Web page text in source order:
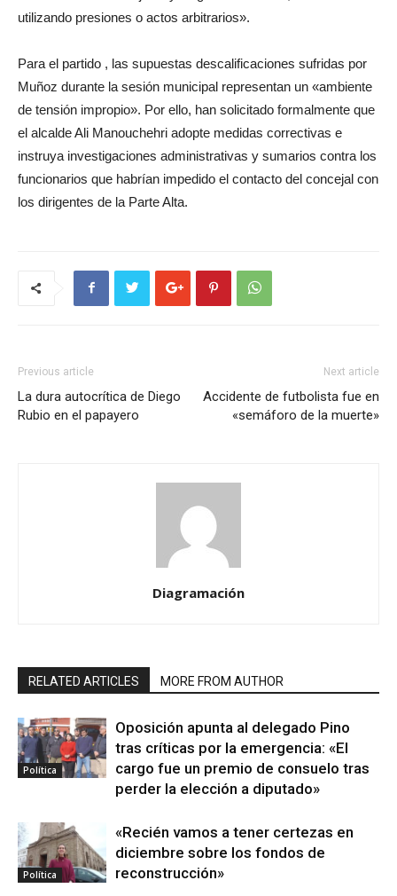
utilizando presiones o actos arbitrarios».
Para el partido , las supuestas descalificaciones sufridas por
Muñoz durante la sesión municipal representan un «ambiente
de tensión impropio». Por ello, han solicitado formalmente que
el alcalde Ali Manouchehri adopte medidas correctivas e
instruya investigaciones administrativas y sumarios contra los
funcionarios que habrían impedido el contacto del concejal con
los dirigentes de la Parte Alta.
Previous article
La dura autocrítica de Diego
Rubio en el papayero
Next article
Accidente de futbolista fue en
«semáforo de la muerte»
Diagramación
RELATED ARTICLES MORE FROM AUTHOR
Política
Oposición apunta al delegado Pino
tras críticas por la emergencia: «El
cargo fue un premio de consuelo tras
perder la elección a diputado»
Política
«Recién vamos a tener certezas en
diciembre sobre los fondos de
reconstrucción»